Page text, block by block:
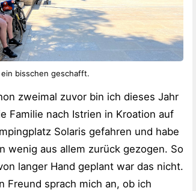
bisschen geschafft.
zweimal zuvor bin ich dieses Jahr
Familie nach Istrien in Kroation auf
Solaris gefahren und habe
wenig aus allem zurück gezogen. So
langer Hand geplant war das nicht.
Freund sprach mich an, ob ich